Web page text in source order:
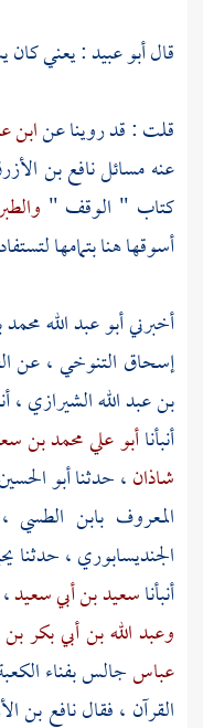
قالأبو عبيد: يعني كان
قلت : قد روينا عنابن
عنه مسائلنافع بن
كتاب " الوقف "
أسوقها هنا بتمامها
أخبرنيأبو عبد الله
إسحاق التنوخي، عن
بن عبد الله الشيرازي،
أنبأناأبو علي محمد بن
شاذان، حدثناأبو
المعروف بابن الطسي
الجنديسابوري، حدثنا
أنبأناسعيد بن أبي سعيد
وعبد الله بن أبي بكر
عباسجالس بفناء
القرآن ، فقالنافع بن